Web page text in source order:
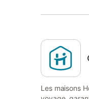
Les maisons